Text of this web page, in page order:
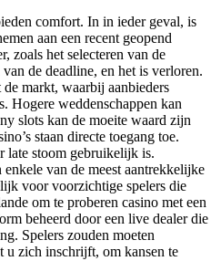
comfort. In in ieder geval, is
aan een recent geopend
zoals het selecteren van de
de deadline, en het is verloren.
markt, waarbij aanbieders
Hogere weddenschappen kan
slots kan de moeite waard zijn
staan ​​directe toegang toe.
late stoom gebruikelijk is.
van de meest aantrekkelijke
voor voorzichtige spelers die
om te proberen casino met een
beheerd door een live dealer die
Spelers zouden moeten
u zich inschrijft, om kansen te